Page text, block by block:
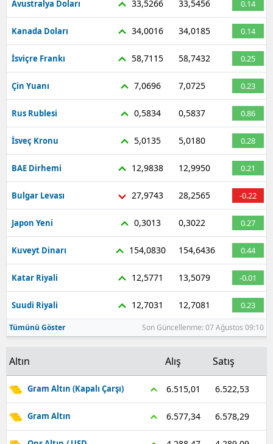
Avustralya Doları 33,5266 33,5456 0.14
Kanada Doları 34,0016 34,0185 0.14
İsviçre Frankı 58,7115 58,7432 0.25
Çin Yuanı 7,0696 7,0725 0.23
Rus Rublesi 0,5834 0,5837 0.86
İsveç Kronu 5,0135 5,0180 0.28
BAE Dirhemi 12,9838 12,9950 0.21
Bulgar Levası 27,9743 28,2565 -0.22
Japon Yeni 0,3013 0,3022 0.27
Kuveyt Dinarı 154,0830 154,6436 0.44
Katar Riyali 12,5771 13,5079 -0.01
Suudi Riyali 12,7031 12,7081 0.23
Tümünü Göster Son Güncellenme: 07 Ağustos 09:10
Altın Alış Satış
Gram Altın (Kapalı Çarşı) 6.515,01 6.522,53
Gram Altın 6.577,34 6.578,29